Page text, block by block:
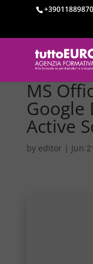
+39011889870
MS
Google
Active
by editor | Jun